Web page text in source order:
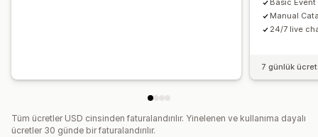
Basic
Manual
24/7 live
7 günlük
Tüm ücretler USD cinsinden faturalandırılır. Yinelenen ve kullanıma dayalı
ücretler 30 günde bir faturalandırılır.